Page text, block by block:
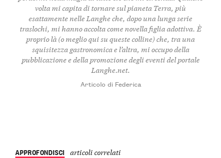
volta mi capita di tornare sul pianeta Terra, più
esattamente nelle Langhe che, dopo una lunga serie
traslochi, mi hanno accolta come novella figlia adottiva. È
proprio là (o meglio qui su queste colline) che, tra una
squisitezza gastronomica e l’altra, mi occupo della
pubblicazione e della promozione degli eventi del portale
Langhe.net.
Articolo di Federica
APPROFONDISCI articoli correlati